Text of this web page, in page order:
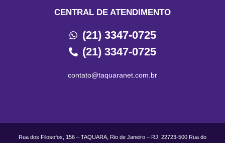
CENTRAL DE ATENDIMENTO
(21) 3347-0725
(21) 3347-0725
contato@taquaranet.com.br
Rua dos Filosofos, 156 – TAQUARA, Rio de Janeiro – RJ, 22723-500 Rua do